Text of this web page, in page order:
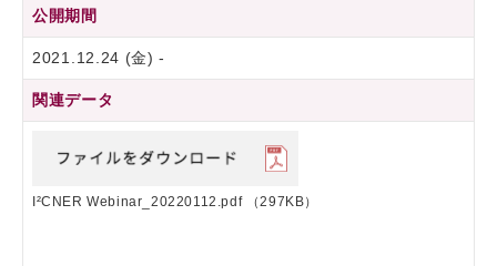
公開期間
2021.12.24 (金) -
関連データ
I²CNER Webinar_20220112.pdf （297KB）